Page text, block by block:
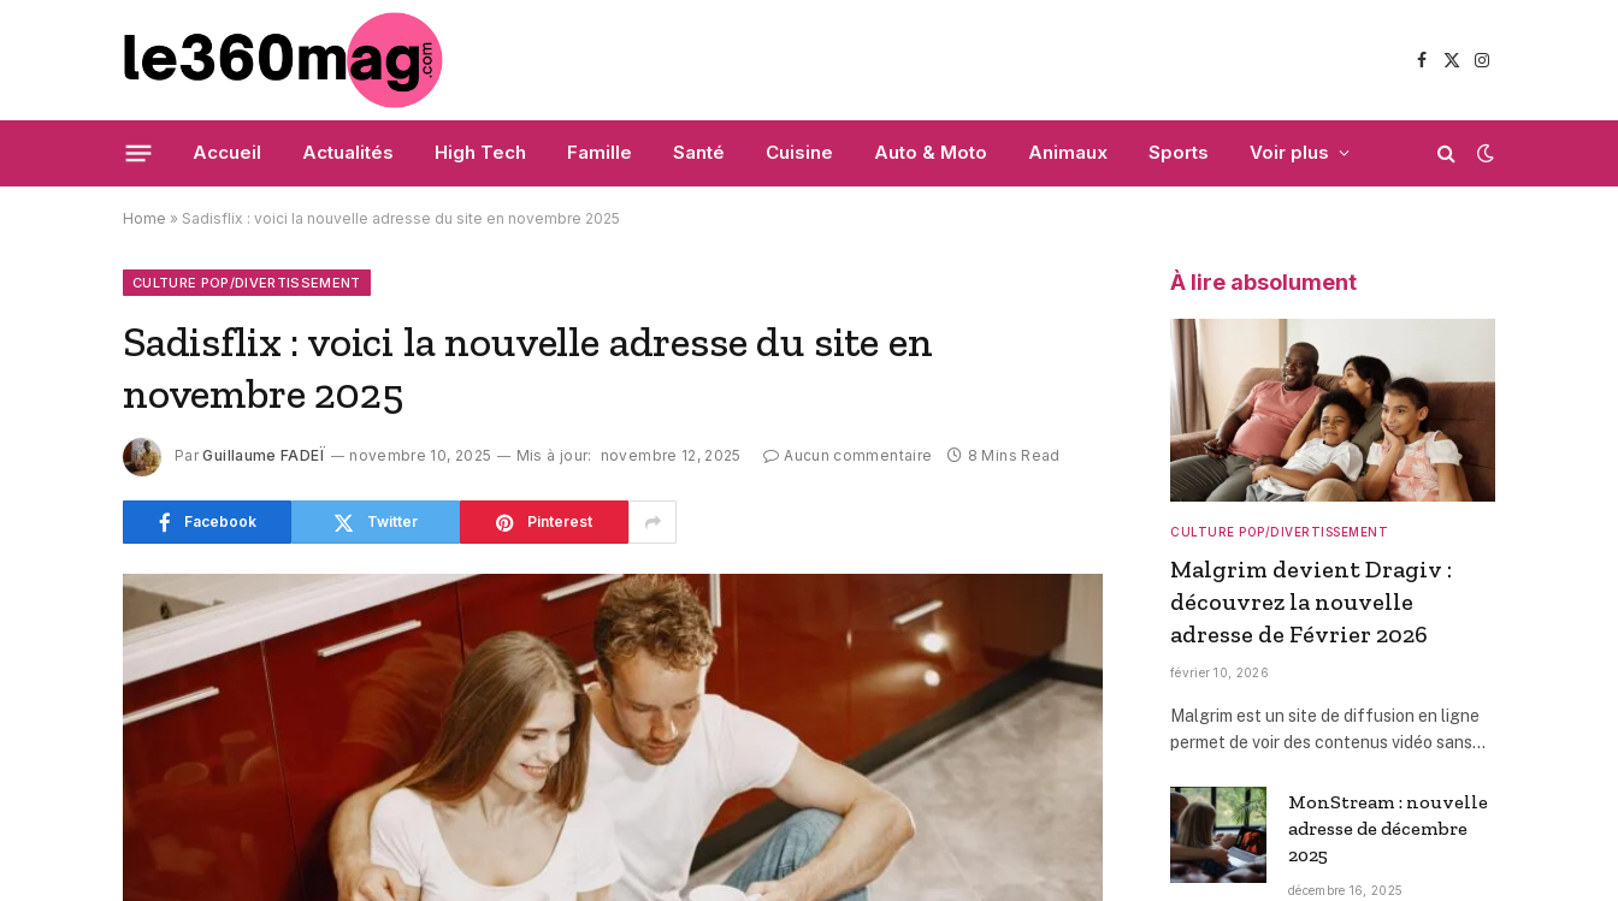
Facebook
X
Instagram
Accueil Actualités High Tech Famille Santé Cuisine Auto & Moto Animaux Sports Voir plus
Home » Sadisflix : voici la nouvelle adresse du site en novembre 2025
CULTURE POP/DIVERTISSEMENT
Sadisflix : voici la nouvelle adresse du site en
novembre 2025
Par Guillaume FADEÏ novembre 10, 2025 Mis à jour: novembre 12, 2025 Aucun commentaire 8 Mins Read
Facebook Twitter Pinterest
À lire absolument
CULTURE POP/DIVERTISSEMENT
Malgrim devient Dragiv :
découvrez la nouvelle
adresse de Février 2026
février 10, 2026
​Malgrim est un site de diffusion en ligne
permet de voir des contenus vidéo sans…
MonStream : nouvelle
adresse de décembre
2025
décembre 16, 2025